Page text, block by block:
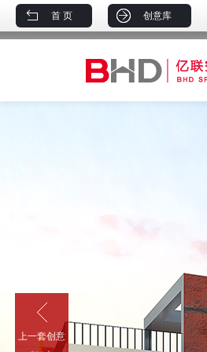
首 页 创意库
上一套创意